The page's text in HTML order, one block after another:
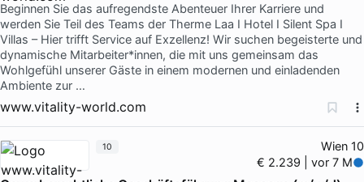
Beginnen Sie das aufregendste Abenteuer Ihrer Karriere und
werden Sie Teil des Teams der Therme Laa I Hotel I Silent Spa I
Villas – Hier trifft Service auf Exzellenz! Wir suchen begeisterte und
dynamische Mitarbeiter*innen, die mit uns gemeinsam das
Wohlgefühl unserer Gäste in einem modernen und einladenden
Ambiente zur …
www.vitality-world.com
Wien 10
€ 2.239 | vor 7 M
10